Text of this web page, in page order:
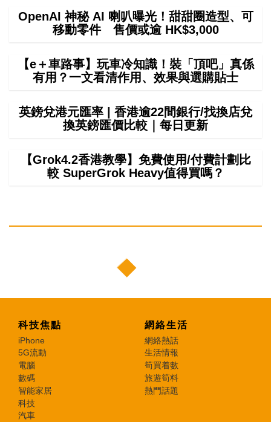
OpenAI 神秘 AI 喇叭曝光！甜甜圈造型、可
移動零件 售價或逾 HK$3,000
【e＋車路事】玩車冷知識！裝「頂吧」真係
有用？一文看清作用、效果與選購貼士
英鎊兌港元匯率 | 香港逾22間銀行/找換店兌
換英鎊匯價比較｜每日更新
【Grok4.2香港教學】免費使用/付費計劃比
較 SuperGrok Heavy值得買嗎？
科技焦點
iPhone
5G流動
電腦
數碼
智能家居
科技
汽車
網絡生活
網絡熱話
生活情報
筍買着數
旅遊筍料
熱門話題